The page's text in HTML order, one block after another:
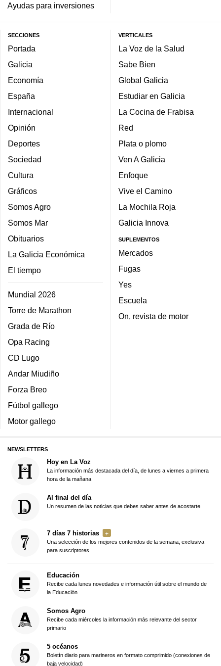
Ayudas para inversiones
SECCIONES
Portada
Galicia
Economía
España
Internacional
Opinión
Deportes
Sociedad
Cultura
Gráficos
Somos Agro
Somos Mar
Obituarios
La Galicia Económica
El tiempo
Mundial 2026
Torre de Marathon
Grada de Río
Opa Racing
CD Lugo
Andar Miudiño
Forza Breo
Fútbol gallego
Motor gallego
VERTICALES
La Voz de la Salud
Sabe Bien
Global Galicia
Estudiar en Galicia
La Cocina de Frabisa
Red
Plata o plomo
Ven A Galicia
Enfoque
Vive el Camino
La Mochila Roja
Galicia Innova
SUPLEMENTOS
Mercados
Fugas
Yes
Escuela
On, revista de motor
NEWSLETTERS
Hoy en La Voz
La información más destacada del día, de lunes a viernes a primera
hora de la mañana
Al final del día
Un resumen de las noticias que debes saber antes de acostarte
7 días 7 historias
Una selección de los mejores contenidos de la semana, exclusiva
para suscriptores
Educación
Recibe cada lunes novedades e información útil sobre el mundo de
la Educación
Somos Agro
Recibe cada miércoles la información más relevante del sector
primario
5 océanos
Boletín diario para marineros en formato comprimido (conexiones de
baja velocidad)